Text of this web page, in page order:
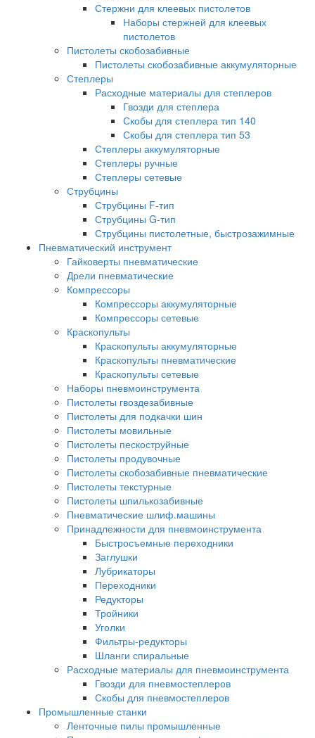
Стержни для клеевых пистолетов
Наборы стержней для клеевых
пистолетов
Пистолеты скобозабивные
Пистолеты скобозабивные аккумуляторные
Степлеры
Расходные материалы для степлеров
Гвозди для степлера
Скобы для степлера тип 140
Скобы для степлера тип 53
Степлеры аккумуляторные
Степлеры ручные
Степлеры сетевые
Струбцины
Струбцины F-тип
Струбцины G-тип
Струбцины пистолетные, быстрозажимные
Пневматический инструмент
Гайковерты пневматические
Дрели пневматические
Компрессоры
Компрессоры аккумуляторные
Компрессоры сетевые
Краскопульты
Краскопульты аккумуляторные
Краскопульты пневматические
Краскопульты сетевые
Наборы пневмоинструмента
Пистолеты гвоздезабивные
Пистолеты для подкачки шин
Пистолеты мовильные
Пистолеты пескоструйные
Пистолеты продувочные
Пистолеты скобозабивные пневматические
Пистолеты текстурные
Пистолеты шпилькозабивные
Пневматические шлиф.машины
Принадлежности для пневмоинструмента
Быстросъемные переходники
Заглушки
Лубрикаторы
Переходники
Редукторы
Тройники
Уголки
Фильтры-редукторы
Шланги спиральные
Расходные материалы для пневмоинструмента
Гвозди для пневмостеплеров
Скобы для пневмостеплеров
Промышленные станки
Ленточные пилы промышленные